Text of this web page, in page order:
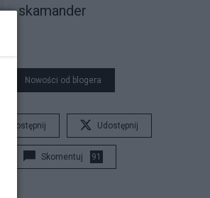
skamander
Nowości od blogera
Udostępnij Udostępnij
Skomentuj 91